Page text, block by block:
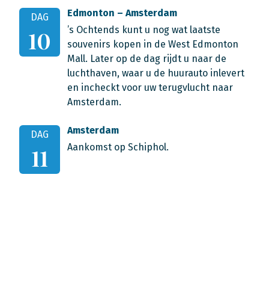
DAG
10
Edmonton – Amsterdam
’s Ochtends kunt u nog wat laatste
souvenirs kopen in de West Edmonton
Mall. Later op de dag rijdt u naar de
luchthaven, waar u de huurauto inlevert
en incheckt voor uw terugvlucht naar
Amsterdam.
DAG
11
Amsterdam
Aankomst op Schiphol.